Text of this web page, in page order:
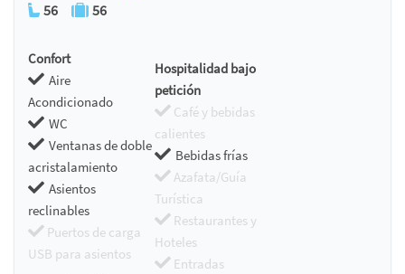
56 56
Confort
Aire
Acondicionado
WC
Ventanas de doble
acristalamiento
Asientos
reclinables
Puertos de carga
USB para asientos
Hospitalidad bajo
petición
Café y bebidas
calientes
Bebidas frías
Azafata/Guía
Turística
Restaurantes y
Hoteles
Entradas